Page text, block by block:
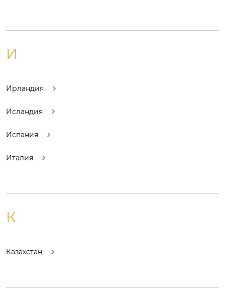
И
Ирландия
Исландия
Испания
Италия
К
Казахстан